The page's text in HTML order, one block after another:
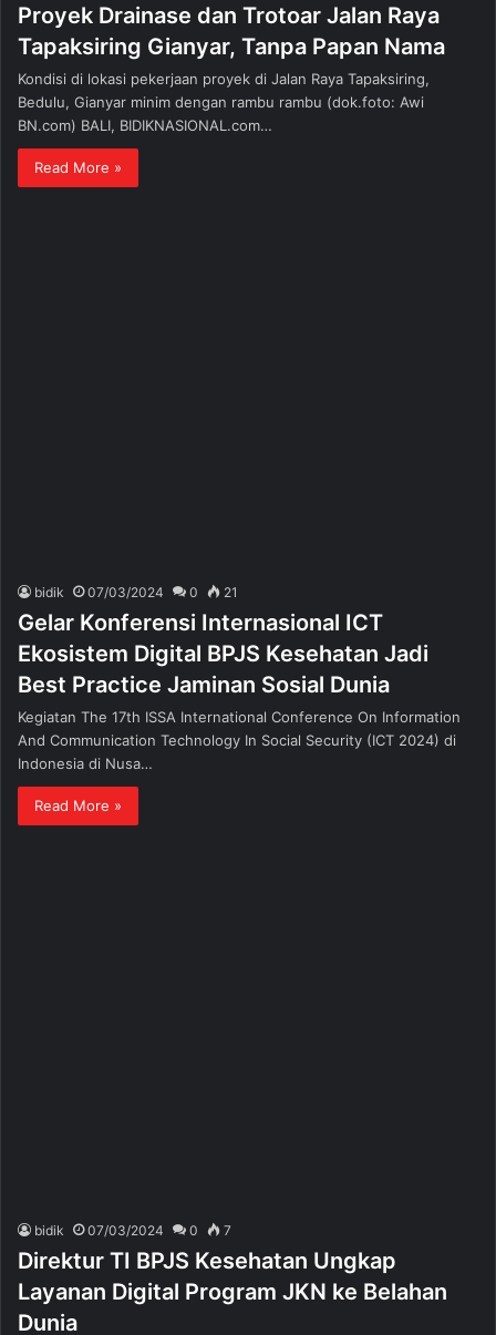
Proyek Drainase dan Trotoar Jalan Raya
Tapaksiring Gianyar, Tanpa Papan Nama
Kondisi di lokasi pekerjaan proyek di Jalan Raya Tapaksiring,
Bedulu, Gianyar minim dengan rambu rambu (dok.foto: Awi
BN.com) BALI, BIDIKNASIONAL.com…
Read More »
bidik 07/03/2024 0 21
Gelar Konferensi Internasional ICT
Ekosistem Digital BPJS Kesehatan Jadi
Best Practice Jaminan Sosial Dunia
Kegiatan The 17th ISSA International Conference On Information
And Communication Technology In Social Security (ICT 2024) di
Indonesia di Nusa…
Read More »
bidik 07/03/2024 0 7
Direktur TI BPJS Kesehatan Ungkap
Layanan Digital Program JKN ke Belahan
Dunia